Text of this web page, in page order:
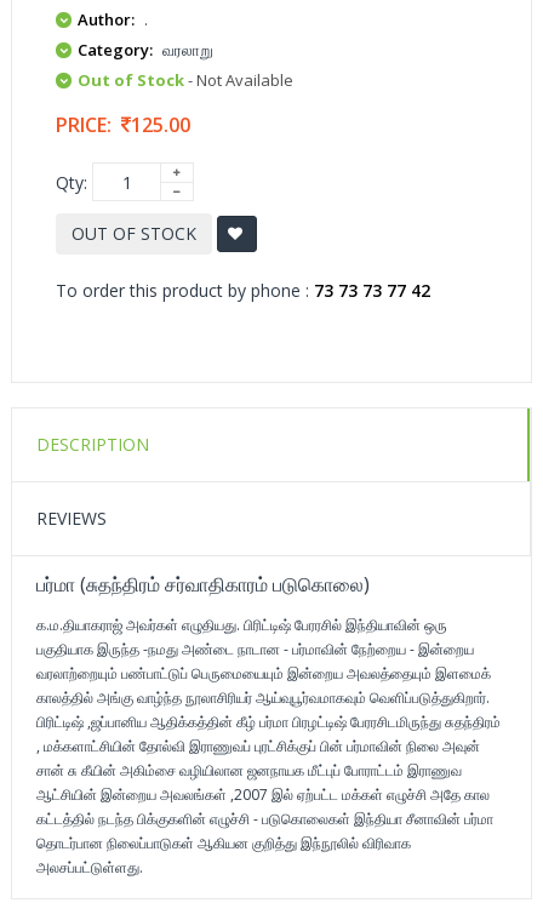
Author: .
Category: வரலாறு
Out of Stock- Not Available
PRICE: 125.00
Qty:
OUT OF STOCK
To order this product by phone : 73 73 73 77 42
DESCRIPTION
REVIEWS
பர்மா (சுதந்திரம் சர்வாதிகாரம் படுகொலை)
க.ம.தியாகராஜ் அவர்கள் எழுதியது. பிரிட்டிஷ் பேரரசில் இந்தியாவின் ஒரு
பகுதியாக இருந்த -நமது அண்டை நாடான - பர்மாவின் நேற்றைய - இன்றைய
வரலாற்றையும் பண்பாட்டுப் பெருமையையும் இன்றைய அவலத்தையும் இளமைக்
காலத்தில் அங்கு வாழ்ந்த நூலாசிரியர் ஆய்வுபூர்வமாகவும் வெளிப்படுத்துகிறார்.
பிரிட்டிஷ் ,ஜப்பானிய ஆதிக்கத்தின் கீழ் பர்மா பிரழட்டிஷ் பேரரசிடமிருந்து சுதந்திரம்
, மக்களாட்சியின் தோல்வி இராணுவப் புரட்சிக்குப் பின் பர்மாவின் நிலை அவுன்
சான் சு கீயின் அகிம்சை வழியிலான ஜனநாயக மீட்புப் போராட்டம் இராணுவ
ஆட்சியின் இன்றைய அவலங்கள் ,2007 இல் ஏற்பட்ட மக்கள் எழுச்சி அதே கால
கட்டத்தில் நடந்த பிக்குகளின் எழுச்சி - படுகொலைகள் இந்தியா சீனாவின் பர்மா
தொடர்பான நிலைப்பாடுகள் ஆகியன குறித்து இந்நூலில் விரிவாக
அலசப்பட்டுள்ளது.